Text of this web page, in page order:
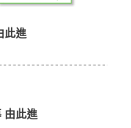
此進
由此進